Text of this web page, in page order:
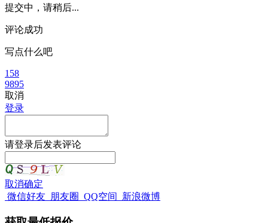
提交中，请稍后...
评论成功
写点什么吧
158
9895
取消
登录
请登录后发表评论
取消确定
微信好友 朋友圈 QQ空间 新浪微博